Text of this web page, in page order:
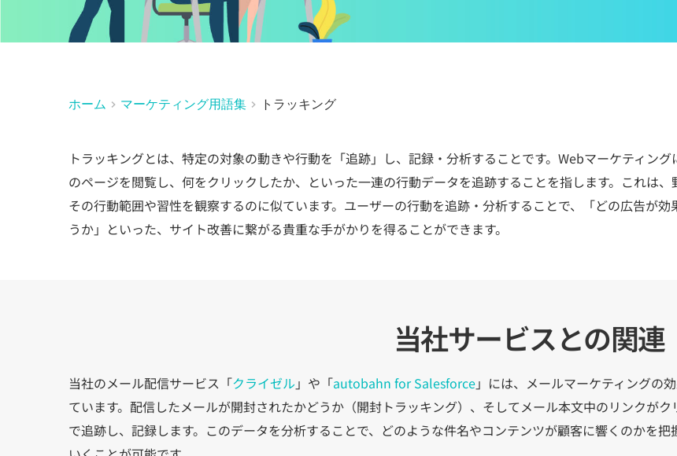
ホーム マーケティング用語集 トラッキング
トラッキングとは、特定の対象の動きや行動を「追跡」し、記録・分析することです。Webマーケティン
のページを閲覧し、何をクリックしたか、といった一連の行動データを追跡することを指します。これは
その行動範囲や習性を観察するのに似ています。ユーザーの行動を追跡・分析することで、「どの広告が
うか」といった、サイト改善に繋がる貴重な手がかりを得ることができます。
当社サービスとの関連
当社のメール配信サービス「クライゼル 」や「autobahn for Salesforce」には、メールマーケティングの
ています。配信したメールが開封されたかどうか（開封トラッキング）、そしてメール本文中のリンクが
で追跡し、記録します。このデータを分析することで、どのような件名やコンテンツが顧客に響くのかを